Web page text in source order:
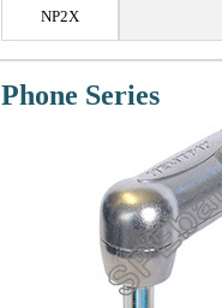
NP2X
Phone Series